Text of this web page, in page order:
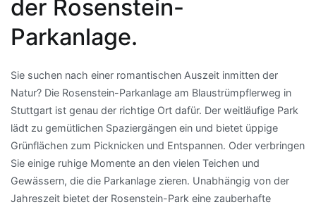
der Rosenstein-
Parkanlage.
Sie suchen nach einer romantischen Auszeit inmitten der
Natur? Die Rosenstein-Parkanlage am Blaustrümpflerweg in
Stuttgart ist genau der richtige Ort dafür. Der weitläufige Park
lädt zu gemütlichen Spaziergängen ein und bietet üppige
Grünflächen zum Picknicken und Entspannen. Oder verbringen
Sie einige ruhige Momente an den vielen Teichen und
Gewässern, die die Parkanlage zieren. Unabhängig von der
Jahreszeit bietet der Rosenstein-Park eine zauberhafte